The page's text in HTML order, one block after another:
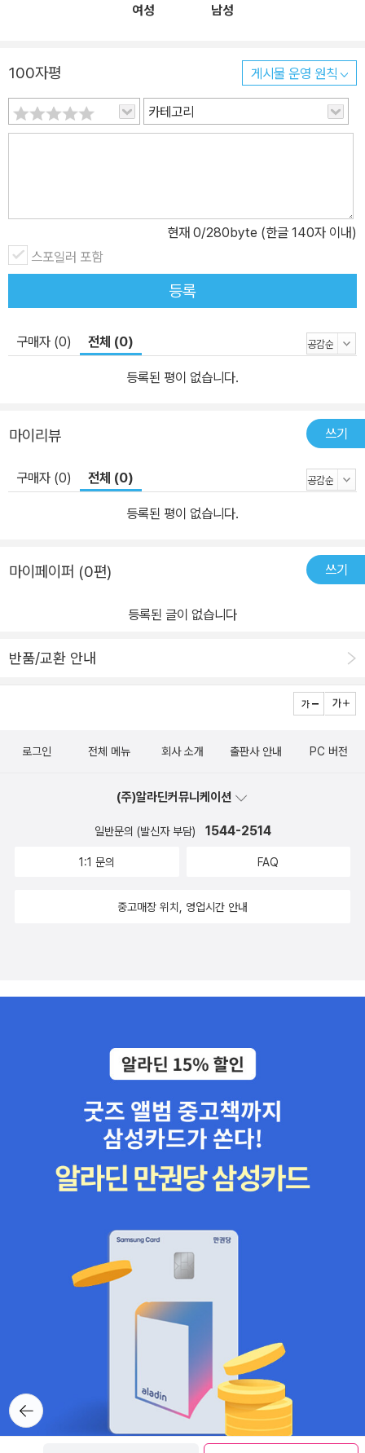
여성
남성
100자평 게시물 운영 원칙
카테고리
현재 0/280byte (한글 140자 이내)
스포일러 포함
등록
구매자 (0) 전체 (0)
등록된 평이 없습니다.
마이리뷰 쓰기
구매자 (0) 전체 (0)
등록된 평이 없습니다.
마이페이퍼 (0편) 쓰기
등록된 글이 없습니다
반품/교환 안내
뒤로가
기
로그인 전체 메뉴 회사 소개 출판사 안내 PC 버전
(주)알라딘커뮤니케이션
일반문의 (발신자 부담) 1544-2514
1:1 문의 FAQ
중고매장 위치, 영업시간 안내